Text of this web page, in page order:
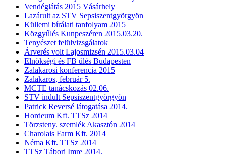
Vendéglátás 2015 Vásárhely
Lazárult az STV Sepsiszentgyörgyön
Küllemi bírálati tanfolyam 2015
Közgyűlés Kunpeszéren 2015.03.20.
Tenyészet felülvizsgálatok
Árverés volt Lajosmizsén 2015.03.04
Elnökségi és FB ülés Budapesten
Zalakarosi konferencia 2015
Zalakaros, február 5.
MCTE tanácskozás 02.06.
STV indult Sepsiszentgyörgyön
Patrick Reversé látogatása 2014.
Hordeum Kft. TTSz 2014
Törzsteny. szemlék Akasztón 2014
Charolais Farm Kft. 2014
Néma Kft. TTSz 2014
TTSz Tábori Imre 2014.